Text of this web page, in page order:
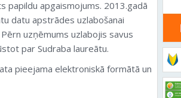
papildu apgaismojums. 2013.gadā
datu apstrādes uzlabošanai
uzņēmums uzlabojis savus
par Sudraba laureātu.
pieejama elektroniskā formātā un